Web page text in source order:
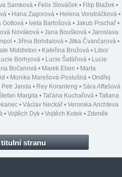
Samková • Felix Slováček • Filip Blažek •
• Hana Zagorová • Helena Vondráčková •
Gottová • Iveta Bartošová • Jakub Prachař •
Nováková • Jana Boušková • Jaroslava
• Jiřina Bohdalová • Jitka Čvančarová •
Middleton • Kateřina Brožová • Libor
Borhyová • Lucie Šafářová • Lucie
Bočanová • Marek Eben • Marta
• Monika Marešová-Poslušná • Ondřej
Petr Janda • Rey Koranteng • Sára Affašová
Margita • Taťána Kuchařová • Tatiana
• Václav Neckář • Veronika Arichteva
• Vojtěch Dyk • Vojtěch Kotek • Zdeněk
titulní stranu